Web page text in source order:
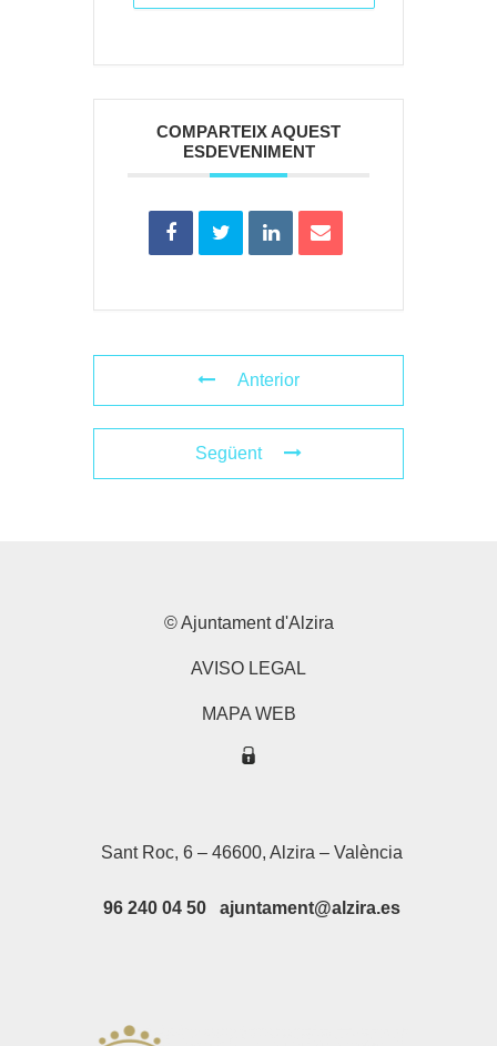
COMPARTEIX AQUEST
ESDEVENIMENT
Anterior
Següent
© Ajuntament d'Alzira
AVISO LEGAL
MAPA WEB
Sant Roc, 6 – 46600, Alzira – València
96 240 04 50 ajuntament@alzira.es